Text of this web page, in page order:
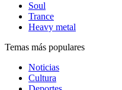
Soul
Trance
Heavy metal
Temas más populares
Noticias
Cultura